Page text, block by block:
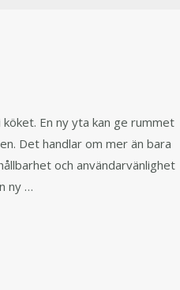
En ny yta kan ge rummet
Det handlar om mer än bara
och användarvänlighet
ny …